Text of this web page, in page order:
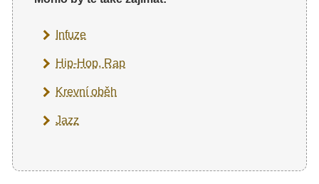
Infuze
Hip-Hop, Rap
Krevní oběh
Jazz